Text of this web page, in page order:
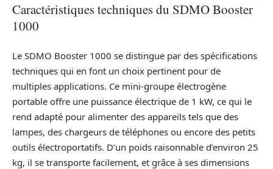
Caractéristiques techniques du SDMO Booster
1000
Le SDMO Booster 1000 se distingue par des spécifications
techniques qui en font un choix pertinent pour de
multiples applications. Ce mini-groupe électrogène
portable offre une puissance électrique de 1 kW, ce qui le
rend adapté pour alimenter des appareils tels que des
lampes, des chargeurs de téléphones ou encore des petits
outils électroportatifs. D’un poids raisonnable d’environ 25
kg, il se transporte facilement, et grâce à ses dimensions